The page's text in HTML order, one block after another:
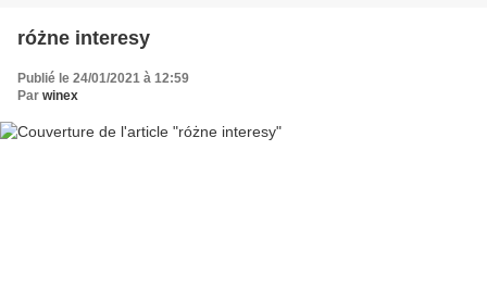
różne interesy
Publié le 24/01/2021 à 12:59
Par winex